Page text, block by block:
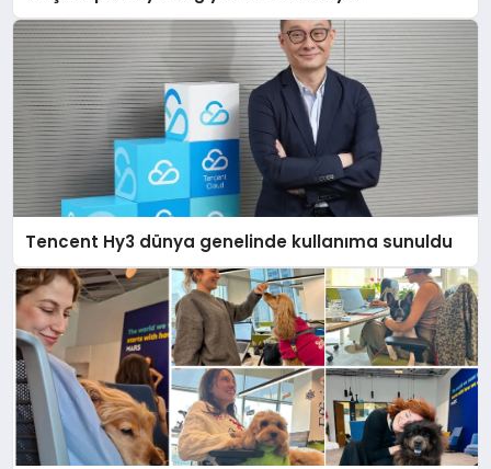
Tencent Hy3 dünya genelinde kullanıma sunuldu